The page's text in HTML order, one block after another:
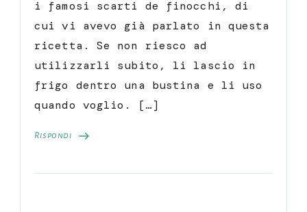
Rispondi
i famosi scarti de finocchi, di
cui vi avevo già parlato in questa
ricetta. Se non riesco ad
utilizzarli subito, li lascio in
frigo dentro una bustina e li uso
quando voglio. […]